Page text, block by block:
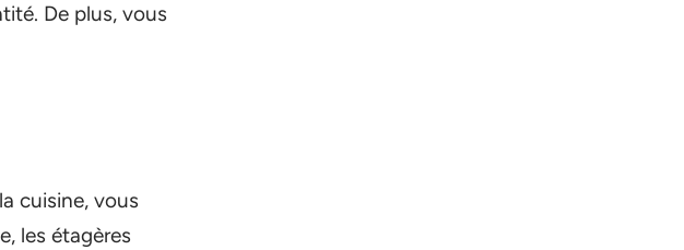
De plus, vous
cuisine, vous
les étagères